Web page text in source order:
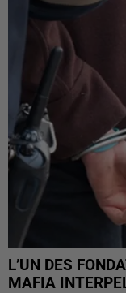
L’UN DES
MAFIA